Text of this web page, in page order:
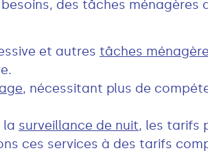
des tâches
et autres tâches
, nécessitant plus de
la surveillance de nuit, les tarifs
ces services à des tarifs